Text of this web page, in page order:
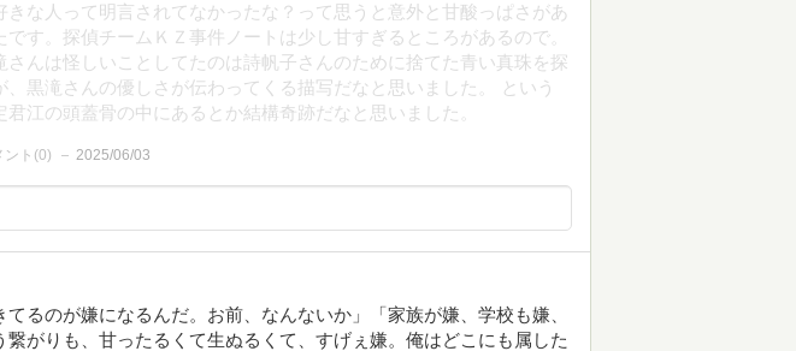
きな人って明言されてなかったな？って思うと意外と甘酸っぱさがあ
です。探偵チームＫＺ事件ノートは少し甘すぎるところがあるので。
さんは怪しいことしてたのは詩帆子さんのために捨てた青い真珠を探
、黒滝さんの優しさが伝わってくる描写だなと思いました。 という
江の頭蓋骨の中にあるとか結構奇跡だなと思いました。
ント(0) 2025/06/03
てるのが嫌になるんだ。お前、なんないか」「家族が嫌、学校も嫌、
繋がりも、甘ったるくて生ぬるくて、すげぇ嫌。俺はどこにも属した